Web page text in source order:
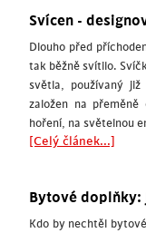
Svícen -
Dlouho před
tak běžně svítilo.
světla, používaný
založen na
hoření, na světelnou
[Celý článek...]
Bytové doplňky:
Kdo by nechtěl